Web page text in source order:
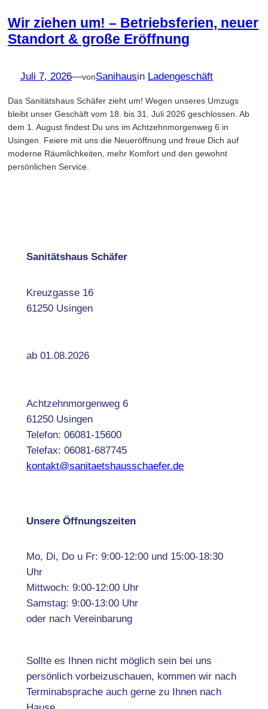
Wir ziehen um! – Betriebsferien, neuer
Standort & große Eröffnung
Juli 7, 2026—vonSanihausin Ladengeschäft
Das Sanitätshaus Schäfer zieht um! Wegen unseres Umzugs
bleibt unser Geschäft vom 18. bis 31. Juli 2026 geschlossen. Ab
dem 1. August findest Du uns im Achtzehnmorgenweg 6 in
Usingen. Feiere mit uns die Neueröffnung und freue Dich auf
moderne Räumlichkeiten, mehr Komfort und den gewohnt
persönlichen Service.
Sanitätshaus Schäfer
Kreuzgasse 16
61250 Usingen
ab 01.08.2026
Achtzehnmorgenweg 6
61250 Usingen
Telefon: 06081-15600
Telefax: 06081-687745
kontakt@sanitaetshausschaefer.de
Unsere Öffnungszeiten
Mo, Di, Do u Fr: 9:00-12:00 und 15:00-18:30
Uhr
Mittwoch: 9:00-12:00 Uhr
Samstag: 9:00-13:00 Uhr
oder nach Vereinbarung
Sollte es Ihnen nicht möglich sein bei uns
persönlich vorbeizuschauen, kommen wir nach
Terminabsprache auch gerne zu Ihnen nach